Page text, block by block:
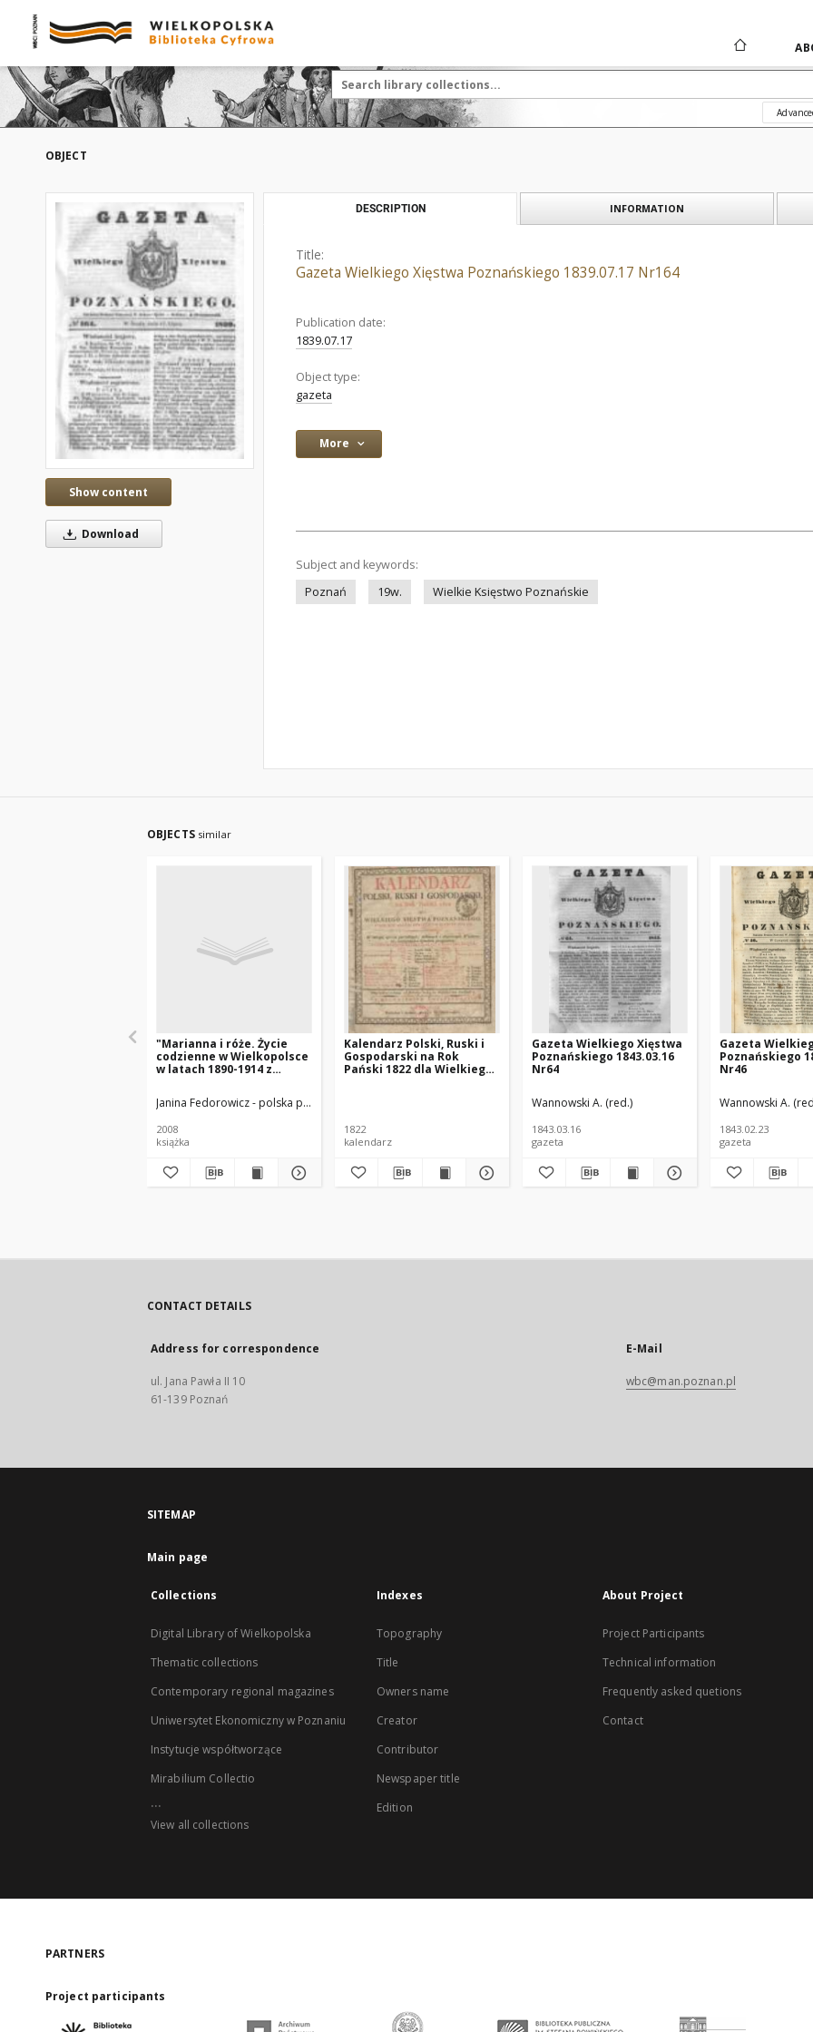
OBJECT
Show content
Download
DESCRIPTION INFORMATION
Title:
Gazeta Wielkiego Xięstwa Poznańskiego 1839.07.17 Nr164
Publication date:
1839.07.17
Object type:
gazeta
More
Subject and keywords:
Poznań
19w. Wielkie Księstwo Poznańskie
OBJECTS similar
"Marianna i róże. Życie
codzienne w Wielkopolsce
w latach 1890-1914 z
Janina Fedorowicz - polska pisarka
Joanna Konopińska (1925 -1996; Poznań) - polska pisarka; https://pl.wikipedia.org/wiki/
2008
książka
Kalendarz Polski, Ruski i
Gospodarski na Rok
Pański 1822 dla Wielkiego
1822
kalendarz
Gazeta Wielkiego Xięstwa
Poznańskiego 1843.03.16
Nr64
Wannowski A. (red.)
1843.03.16
gazeta
Gazeta
Poznańskiego
Nr46
Wannowski A.
1843.02.23
gazeta
CONTACT DETAILS
Address for correspondence
ul. Jana Pawła II 10
61-139 Poznań
E-Mail
wbc@man.poznan.pl
SITEMAP
Main page
Collections
Digital Library of Wielkopolska
Thematic collections
Contemporary regional magazines
Uniwersytet Ekonomiczny w Poznaniu
Instytucje współtworzące
Mirabilium Collectio
...
View all collections
Indexes
Topography
Title
Owners name
Creator
Contributor
Newspaper title
Edition
About Project
Project Participants
Technical information
Frequently asked quetions
Contact
PARTNERS
Project participants